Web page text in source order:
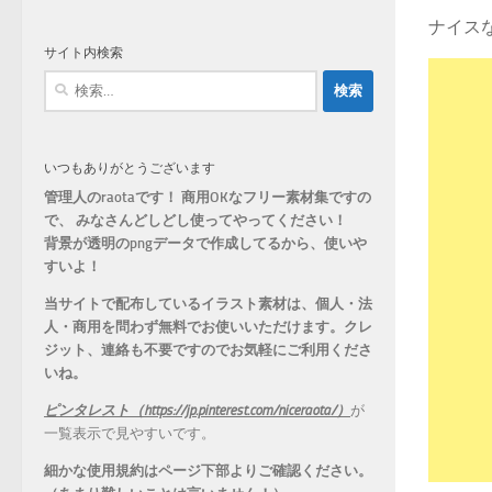
ナイス
ー
サイト内検索
いつもありがとうございます
管理人のraotaです！ 商用OKなフリー素材集ですの
で、 みなさんどしどし使ってやってください！
背景が透明のpngデータで作成してるから、 使いや
すいよ！
当サイトで配布しているイラスト素材は、個人・法
人・商用を問わず無料でお使いいただけます。 クレ
ジット、連絡も不要ですのでお気軽にご利用くださ
いね。
ピンタレスト（https://jp.pinterest.com/niceraota/） が
一覧表示で見やすいです。
細かな使用規約はページ下部よりご確認ください。